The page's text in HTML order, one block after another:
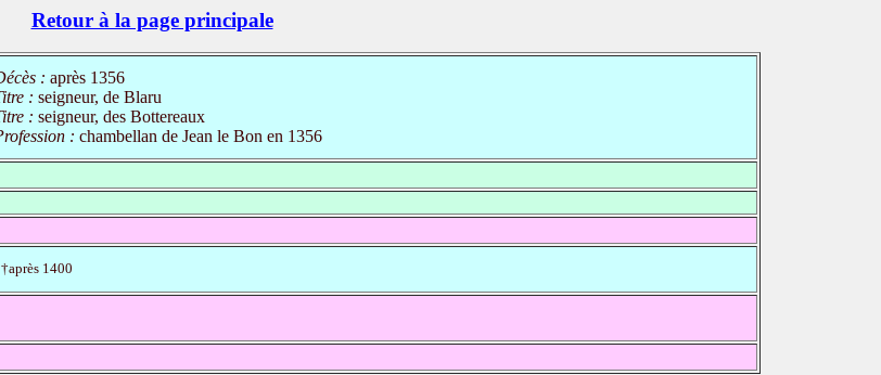
Retour à la page principale
: après 1356
: seigneur, de Blaru
: seigneur, des Bottereaux
: chambellan de Jean le Bon en 1356
1400